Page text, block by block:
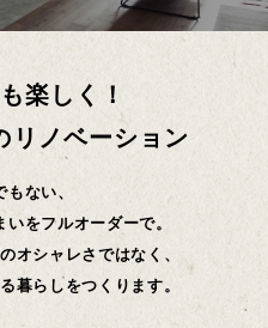
楽しく！
リノベーション
ない、
をフルオーダーで。
オシャレさではなく、
暮らしをつくります。